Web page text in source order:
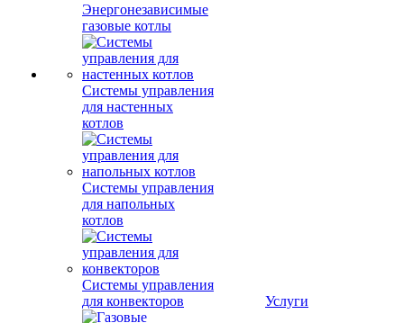
Энергонезависимые
газовые котлы
Системы управления
для настенных
котлов
Системы управления
для напольных
котлов
Системы управления
для конвекторов
Услуги